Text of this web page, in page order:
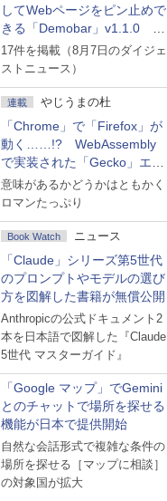
してWebページをピン止めで
きる「Demobar」v1.1.0 ほ
か
17件を掲載（8月7日のダイジェ
ストニュース）
連載 やじうまの杜
「Chrome」で「Firefox」が
動く……!? WebAssembly
で実装された「Gecko」エン
ジン
意味があるかどうかはともかく
ロマンたっぷり
Book Watch ニュース
「Claude」シリーズ第5世代
のプロンプトやモデルの選び
方を図解した書籍が無償公開
Anthropicの公式ドキュメント2
本を日本語で図解した『Claude
5世代 マスターガイド』
「Google マップ」でGemini
とのチャットで場所を探せる
機能が日本で提供開始
自然な会話形式で複雑な条件の
場所を探せる［マップに相談］
の対象国が拡大